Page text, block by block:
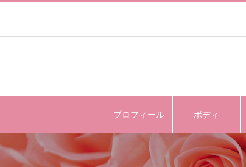
プロフィール ボディ